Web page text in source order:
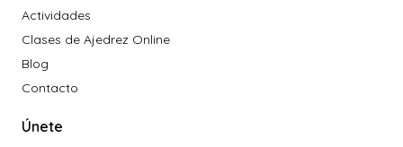
Actividades
Clases de Ajedrez Online
Blog
Contacto
Únete